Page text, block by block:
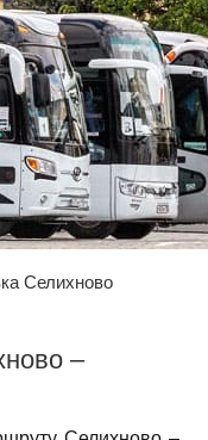
Селихново
–